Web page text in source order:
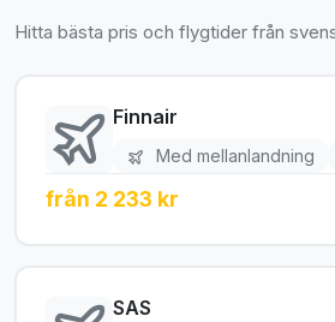
Hitta bästa pris och flygtider från
Finnair
Med mellanlandning
från 2 233 kr
SAS